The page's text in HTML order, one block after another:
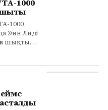
1000
1000
Энн Лиді
шықты.